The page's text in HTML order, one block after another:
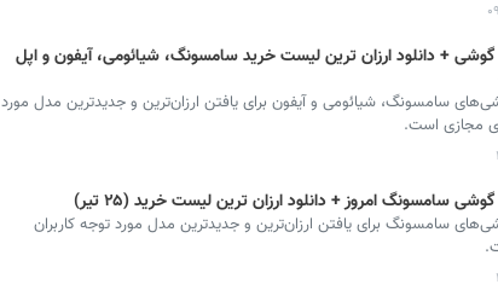
+ دانلود ارزان ترین لیست خرید سامسونگ، شیائومی، آیفون و اپل
سامسونگ، شیائومی و آیفون برای یافتن ارزان‌ترین و جدیدترین مدل مورد
مجازی است.
سامسونگ امروز + دانلود ارزان ترین لیست خرید (۲۵ تیر)
سامسونگ برای یافتن ارزان‌ترین و جدیدترین مدل مورد توجه کاربران